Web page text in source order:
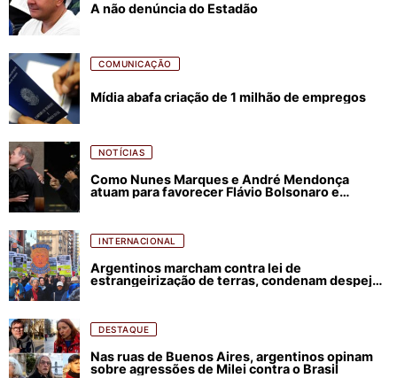
A não denúncia do Estadão
COMUNICAÇÃO
Mídia abafa criação de 1 milhão de empregos
NOTÍCIAS
Como Nunes Marques e André Mendonça
atuam para favorecer Flávio Bolsonaro e
INTERNACIONAL
Argentinos marcham contra lei de
estrangeirização de terras, condenam despejos
DESTAQUE
Nas ruas de Buenos Aires, argentinos opinam
sobre agressões de Milei contra o Brasil